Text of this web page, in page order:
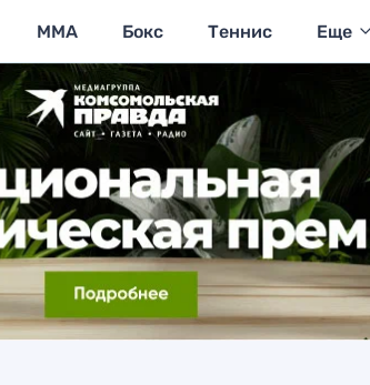
MMA Бокс Теннис Еще